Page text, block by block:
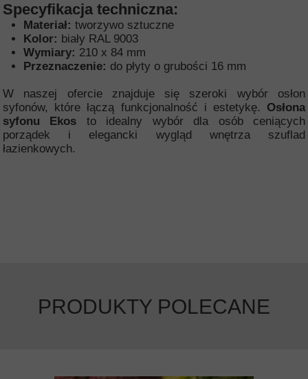
PRODUKTY POLECANE
Specyfikacja techniczna:
Materiał: tworzywo sztuczne
Kolor: biały RAL 9003
Wymiary: 210 x 84 mm
Przeznaczenie: do płyty o grubości 16 mm
W naszej ofercie znajduje się szeroki wybór osłon
syfonów, które łączą funkcjonalność i estetykę. Osłona
syfonu Ekos to idealny wybór dla osób ceniących
porządek i elegancki wygląd wnętrza szuflad
łazienkowych.